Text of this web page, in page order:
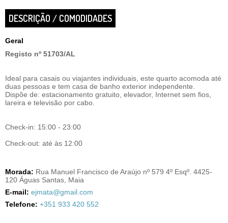
DESCRIÇÃO / COMODIDADES
Geral
Registo nº 51703/AL
Ideal para casais ou viajantes individuais, este quarto acomoda até
duas pessoas e tem casa de banho exterior independente.
Dispõe de: estacionamento gratuito, elevador, Internet sem fios,
lareira e televisão por cabo.
Check-in: 15:00 - 23:00
Check-out: até às 12:00
Morada: Rua Manuel Francisco de Araújo nº 579 4º Esqº. 4425-
120 Águas Santas, Maia
E-mail: ejmata@gmail.com
Telefone: +351 933 420 552